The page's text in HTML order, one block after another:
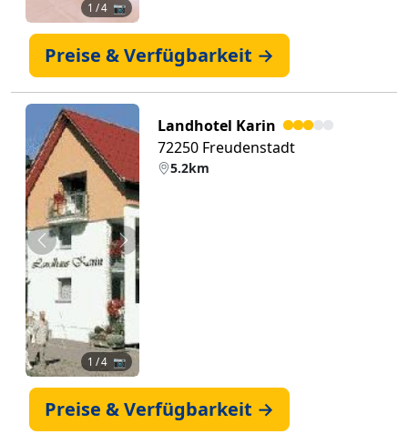
1 / 4 📷
Preise & Verfügbarkeit →
Zurück Weiter
1 / 4 📷
Landhotel Karin
72250 Freudenstadt
5.2km
Preise & Verfügbarkeit →